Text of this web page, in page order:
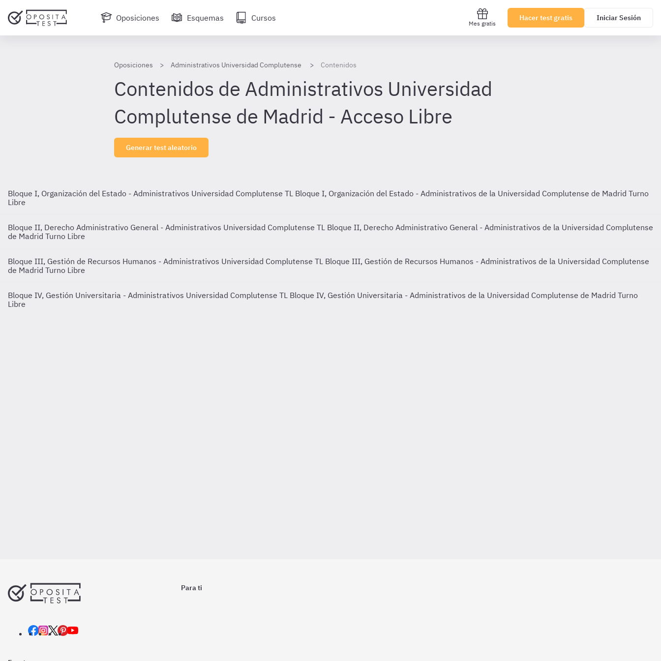
Oposiciones Esquemas Cursos
Mes gratis
Hacer test gratis Iniciar Sesión
Oposiciones Administrativos Universidad Complutense Contenidos
Contenidos de Administrativos Universidad
Complutense de Madrid - Acceso Libre
Generar test aleatorio
Bloque I, Organización del Estado - Administrativos Universidad Complutense TL Bloque I, Organización del Estado - Administrativos de la Universidad Complutense de Madrid Turno
Libre
Bloque II, Derecho Administrativo General - Administrativos Universidad Complutense TL Bloque II, Derecho Administrativo General - Administrativos de la Universidad Complutense
de Madrid Turno Libre
Bloque III, Gestión de Recursos Humanos - Administrativos Universidad Complutense TL Bloque III, Gestión de Recursos Humanos - Administrativos de la Universidad Complutense
de Madrid Turno Libre
Bloque IV, Gestión Universitaria - Administrativos Universidad Complutense TL Bloque IV, Gestión Universitaria - Administrativos de la Universidad Complutense de Madrid Turno
Libre
Para ti